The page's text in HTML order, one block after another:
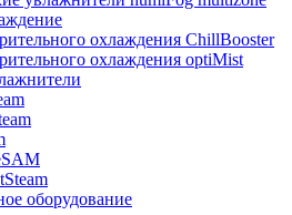
охлаждения ChillBooster
охлаждения optiMist
оборудование